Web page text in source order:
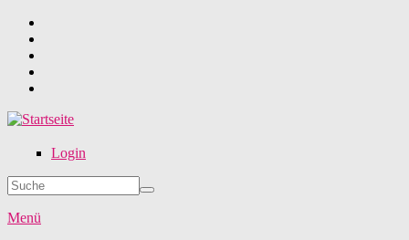
Direkt zum Inhalt
Login
Menü